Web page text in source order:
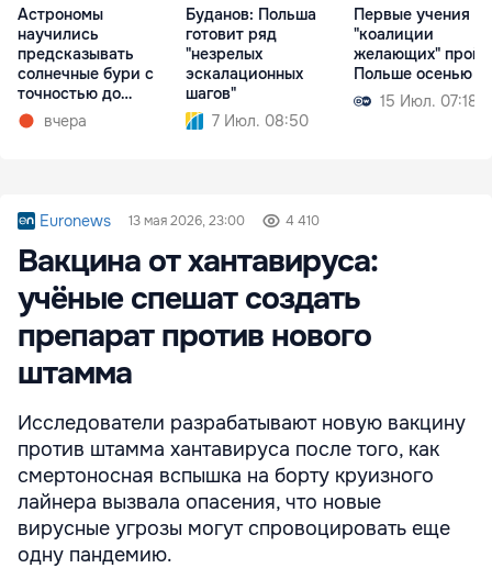
Астрономы
научились
предсказывать
солнечные бури с
точностью до
получаса
вчера
Буданов: Польша
готовит ряд
"незрелых
эскалационных
шагов"
7 Июл. 08:50
Первые учения
"коалиции
желающих"
Польше осенью
15 Июл. 07:18
Euronews 13 мая 2026, 23:00 4 410
Вакцина от хантавируса:
учёные спешат создать
препарат против нового
штамма
Исследователи разрабатывают новую вакцину
против штамма хантавируса после того, как
смертоносная вспышка на борту круизного
лайнера вызвала опасения, что новые
вирусные угрозы могут спровоцировать еще
одну пандемию.